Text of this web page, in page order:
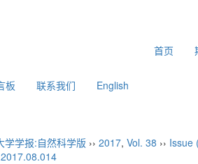
首页
板 联系我们 English
学学报:自然科学版 ›› 2017, Vol. 38 ›› Issue